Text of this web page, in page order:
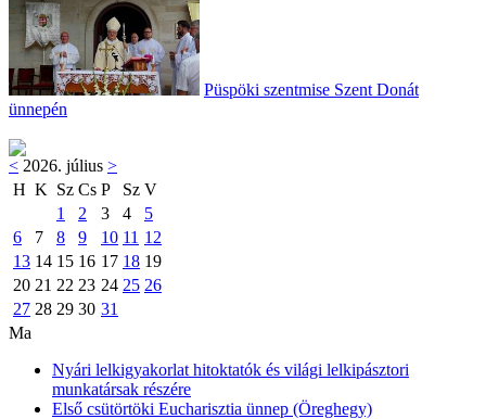
Püspöki szentmise Szent Donát
ünnepén
< 2026. július >
H K Sz Cs P Sz V
1
2 3 4
5
6
7 8 9 10 11 12
13 14 15 16 17 18 19
20 21 22 23 24 25 26
27 28 29 30 31
Ma
Nyári lelkigyakorlat hitoktatók és világi lelkipásztori
munkatársak részére
Első csütörtöki Eucharisztia ünnep (Öreghegy)